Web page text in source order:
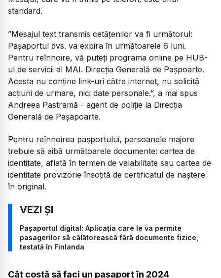
standard.
”Mesajul text transmis cetățenilor va fi următorul:
Pașaportul dvs. va expira în următoarele 6 luni.
Pentru reînnoire, vă puteți programa online pe HUB-
ul de servicii al MAI. Direcția Generală de Pașpoarte.
Acesta nu conține link-uri către internet, nu solicită
acțiuni de urmare, nici date personale.”, a mai spus
Andreea Pastramă - agent de poliție la Direcția
Generală de Pașapoarte.
Pentru reînnoirea pașportului, persoanele majore
trebuie să aibă următoarele documente: cartea de
identitate, aflată în termen de valabilitate sau cartea de
identitate provizorie însoțită de certificatul de naștere
în original.
Pașaportul digital: Aplicația care le va permite
pasagerilor să călătorească fără documente fizice,
testată în Finlanda
Cât costă să faci un pașaport în 2024